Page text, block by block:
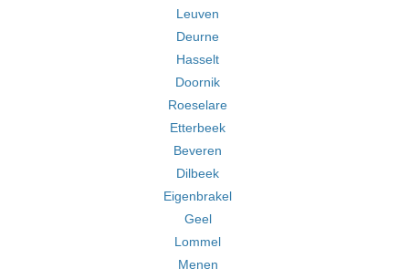
Leuven
Deurne
Hasselt
Doornik
Roeselare
Etterbeek
Beveren
Dilbeek
Eigenbrakel
Geel
Lommel
Menen